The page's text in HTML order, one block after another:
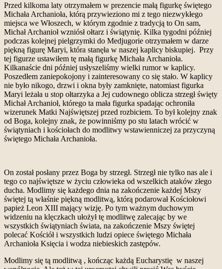
Przed kilkoma laty otrzymałem w prezencie małą figurkę świętego
Michała Archanioła, którą przywieziono mi z tego niezwykłego
miejsca we Włoszech, w którym zgodnie z tradycją to On sam,
Michał Archanioł wzniósł ołtarz i świątynię. Kilka tygodni później
podczas kolejnej pielgrzymki do Medjugorie otrzymałem w darze
piękną figurę Maryi, która stanęła w naszej kaplicy biskupiej. Przy
tej figurze ustawiłem tę małą figurkę Michała Archanioła.
Kilkanaście dni później usłyszeliśmy wielki rumor w kaplicy.
Poszedłem zaniepokojony i zainteresowany co się stało. W kaplicy
nie było nikogo, drzwi i okna były zamknięte, natomiast figurka
Maryi leżała u stop ołtarzyka a Jej cudownego oblicza strzegł święty
Michał Archanioł, którego ta mała figurka spadając ochroniła
wizerunek Matki Najświętszej przed rozbiciem. To był kolejny znak
od Boga, kolejny znak, że powinniśmy po stu latach wrócić w
świątyniach i kościołach do modlitwy wstawienniczej za przyczyną
świętego Michała Archanioła.
On został posłany przez Boga by strzegł. Strzegł nie tylko nas ale i
tego co najświętsze w życiu człowieka od wszelkich ataków złego
ducha. Modlimy się każdego dnia na zakończenie każdej Mszy
świętej tą właśnie piękną modlitwą, którą podarował Kościołowi
papież Leon XIII mający wizję. Po tym ważnym duchowym
widzeniu na klęczkach ułożył tę modlitwę zalecając by we
wszystkich świątyniach świata, na zakończenie Mszy świętej
polecać Kościół i wszystkich ludzi opiece świętego Michała
Archanioła Księcia i wodza niebieskich zastępów.
Modlimy się tą modlitwą , kończąc każdą Eucharystię w naszej